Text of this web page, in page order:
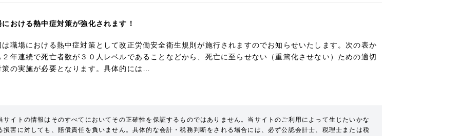
における熱中症対策が強化されます！
は職場における熱中症対策として改正労働安全衛生規則が施行されますのでお知らせいたします。次の表か
２年連続で死亡者数が３０人レベルであることなどから、死亡に至らせない（重篤化させない）ための適切
策の実施が必要となります。具体的には…
サイトの情報はそのすべてにおいてその正確性を保証するものではありません。当サイトのご利用によって生じたいかな
損害に対しても、賠償責任を負いません。具体的な会計・税務判断をされる場合には、必ず公認会計士、税理士または税